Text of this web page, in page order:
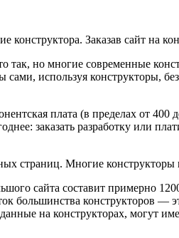
Заказав сайт на
но многие современные
используя конструкторы,
плата (в пределах от
заказать разработку или
страниц. Многие
сайта составит примерно
большинства конструкторов —
на конструкторах, могут